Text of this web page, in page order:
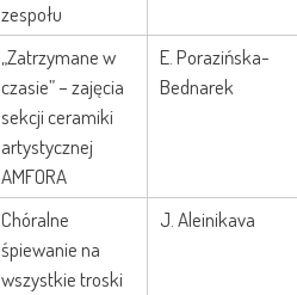
zespołu
„Zatrzymane w
czasie” – zajęcia
sekcji ceramiki
artystycznej
AMFORA
E. Porazińska-
Bednarek
Chóralne
śpiewanie na
wszystkie troski
J. Aleinikava